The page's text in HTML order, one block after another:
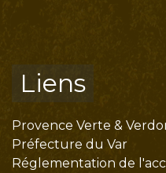
Liens
Provence Verte &
Préfecture du Var
Réglementation de